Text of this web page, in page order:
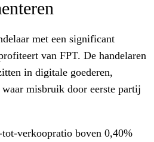
met een significant
van FPT. De handelaren
in digitale goederen,
misbruik door eerste partij
verkoopratio boven 0,40%